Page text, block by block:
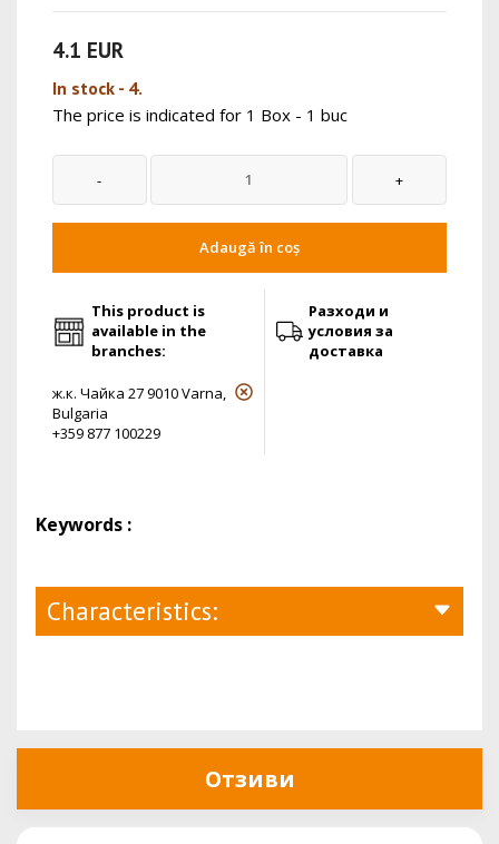
4.1 EUR
In stock - 4.
The price is indicated for 1 Box - 1 buc
Adaugă în coș
This product is
available in the
branches:
ж.к. Чайка 27 9010 Varna,
Bulgaria
+359 877 100229
Разходи и
условия за
доставка
Keywords :
Characteristics:
Отзиви